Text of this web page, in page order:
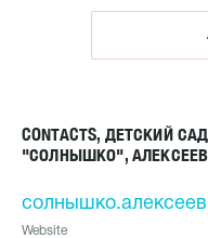
CONTACTS, ДЕТСКИЙ
"СОЛНЫШКО",
Website